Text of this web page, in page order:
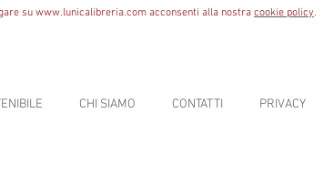
su www.lunicalibreria.com acconsenti alla nostra cookie policy.
CHI SIAMO CONTATTI PRIVACY